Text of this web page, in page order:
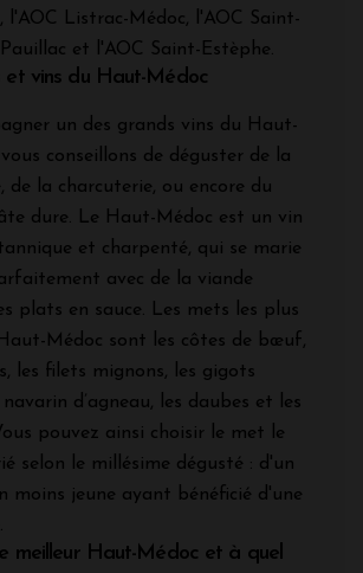
l'AOC Listrac-Médoc, l'AOC Saint-
Pauillac et l'AOC Saint-Estèphe.
et vins du Haut-Médoc
un des grands vins du Haut-
conseillons de déguster de la
de la charcuterie, ou encore du
dure. Le Haut-Médoc est un vin
et charpenté, qui se marie
avec de la viande
plats en sauce. Les mets les plus
Médoc sont les côtes de bœuf,
les filets mignons, les gigots
navarin d’agneau, les daubes et les
pouvez ainsi choisir le met le
selon le millésime dégusté : d'un
moins jeune ayant bénéficié d'une
meilleur Haut-Médoc et à quel